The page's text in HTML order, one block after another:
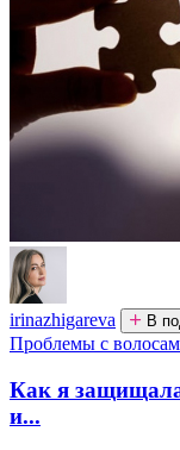
irinazhigareva В
Проблемы с
Как я защищала
и...